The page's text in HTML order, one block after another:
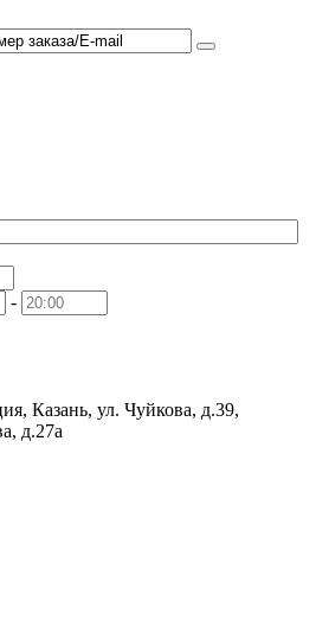
-
Казань, ул. Чуйкова, д.39,
д.27а